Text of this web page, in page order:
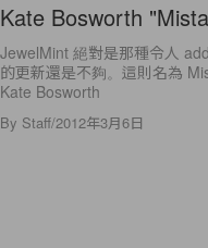
Kate Bosworth
JewelMint 絕對是那種令人
的更新還是不夠。這則名為
Kate Bosworth
By Staff/2012年3月6日